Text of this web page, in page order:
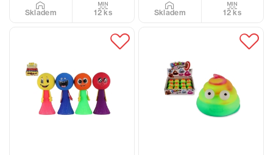
Skladem 12 ks Skladem 12 ks